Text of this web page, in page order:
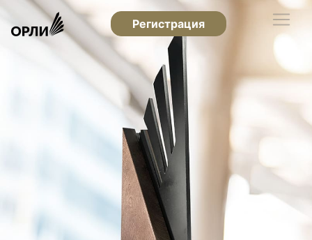
Регистрация